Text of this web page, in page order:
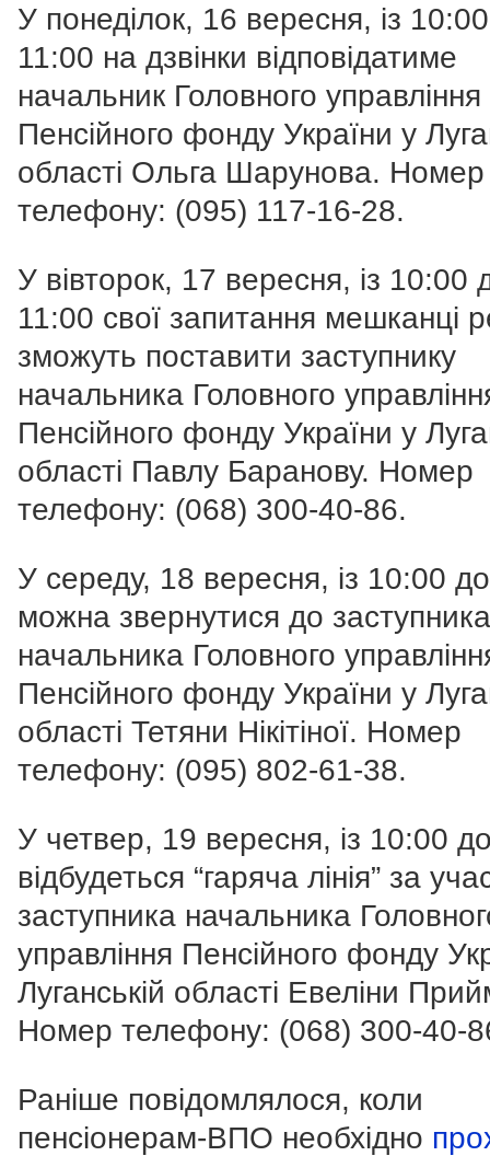
У понеділок, 16 вересня, із
11:00 на дзвінки відповідатиме
начальник Головного управління
Пенсійного фонду України у
області Ольга Шарунова. Номер
телефону: (095) 117-16-28.
У вівторок, 17 вересня, із 10:00
11:00 свої запитання мешканці
зможуть поставити заступнику
начальника Головного
Пенсійного фонду України у
області Павлу Баранову. Номер
телефону: (068) 300-40-86.
У середу, 18 вересня, із 10:00
можна звернутися до заступника
начальника Головного
Пенсійного фонду України у
області Тетяни Нікітіної. Номер
телефону: (095) 802-61-38.
У четвер, 19 вересня, із 10:00
відбудеться “гаряча лінія” за
заступника начальника
управління Пенсійного фонду
Луганській області Евеліни
Номер телефону: (068) 300-40-
Раніше повідомлялося, коли
пенсіонерам-ВПО необхідно